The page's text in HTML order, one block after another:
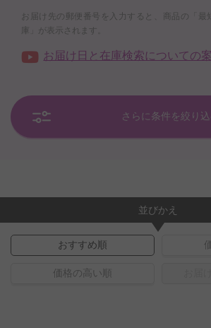
お届け先の郵便番号を入力すると、商品の「最
庫」が表示されます。
お届け日と在庫検索についての
さらに条件を絞り
並びかえ
おすすめ順
価格の高い順